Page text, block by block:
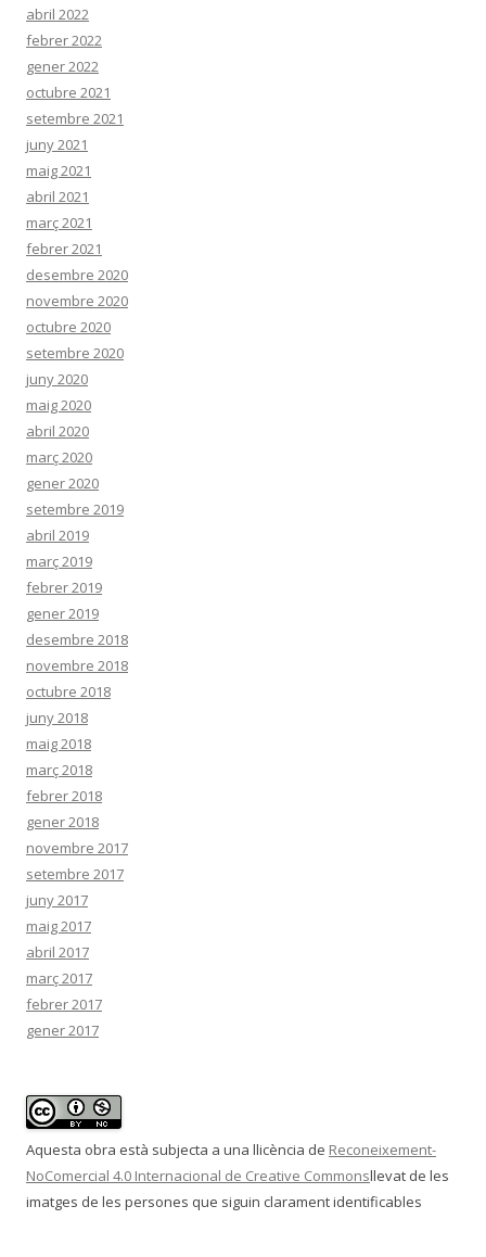
abril 2022
febrer 2022
gener 2022
octubre 2021
setembre 2021
juny 2021
maig 2021
abril 2021
març 2021
febrer 2021
desembre 2020
novembre 2020
octubre 2020
setembre 2020
juny 2020
maig 2020
abril 2020
març 2020
gener 2020
setembre 2019
abril 2019
març 2019
febrer 2019
gener 2019
desembre 2018
novembre 2018
octubre 2018
juny 2018
maig 2018
març 2018
febrer 2018
gener 2018
novembre 2017
setembre 2017
juny 2017
maig 2017
abril 2017
març 2017
febrer 2017
gener 2017
Aquesta obra està subjecta a una llicència de Reconeixement-
NoComercial 4.0 Internacional de Creative Commonsllevat de les
imatges de les persones que siguin clarament identificables